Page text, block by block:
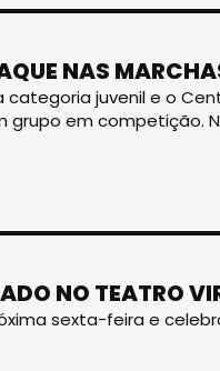
NAS
categoria juvenil e o
grupo em competição.
NO TEATRO
sexta-feira e